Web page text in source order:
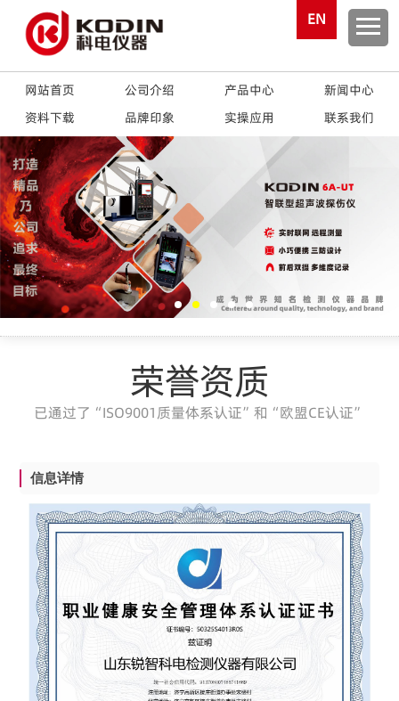
网站首页 公司介绍 产品中心
新闻中心
资料下载
品牌印象 实操应用 联系我们
EN
荣誉资质
已通过了“ISO9001质量体系认证”和“欧盟CE认证”
信息详情